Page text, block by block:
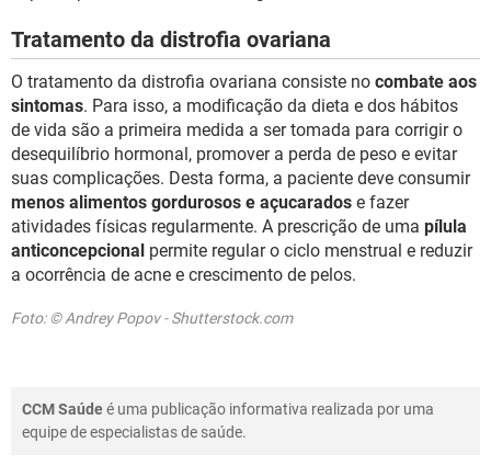
Tratamento da distrofia ovariana
O tratamento da distrofia ovariana consiste no combate aos
sintomas. Para isso, a modificação da dieta e dos hábitos
de vida são a primeira medida a ser tomada para corrigir o
desequilíbrio hormonal, promover a perda de peso e evitar
suas complicações. Desta forma, a paciente deve consumir
menos alimentos gordurosos e açucarados e fazer
atividades físicas regularmente. A prescrição de uma pílula
anticoncepcional permite regular o ciclo menstrual e reduzir
a ocorrência de acne e crescimento de pelos.
Foto: © Andrey Popov - Shutterstock.com
CCM Saúdeé uma publicação informativa realizada por uma
equipe de especialistas de saúde.